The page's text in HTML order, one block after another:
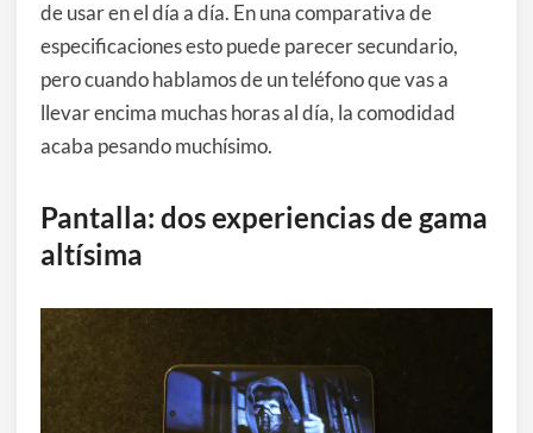
de usar en el día a día. En una comparativa de
especificaciones esto puede parecer secundario,
pero cuando hablamos de un teléfono que vas a
llevar encima muchas horas al día, la comodidad
acaba pesando muchísimo.
Pantalla: dos experiencias de gama
altísima